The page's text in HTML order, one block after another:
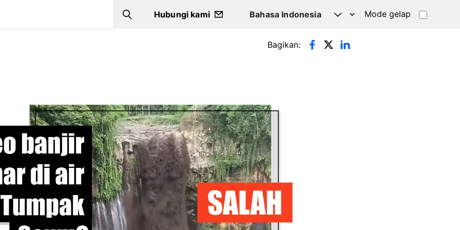
Search
Hubungi kami Mode gelap
Bagikan: